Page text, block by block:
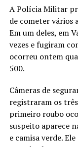
A Polícia Militar
de cometer vários
Em um deles, em
vezes e fugiram
ocorreu ontem
500.
Câmeras de
registraram os
primeiro roubo
suspeito aparece
e camisa verde.